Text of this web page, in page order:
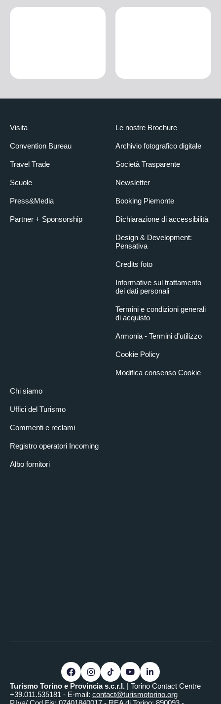
Visita
Convention Bureau
Travel Trade
Scuole
Press&Media
Partner + Sponsorship
Chi siamo
Uffici del Turismo
Commenti e reclami
Registro operatori Incoming
Albo fornitori
Le nostre Brochure
Archivio fotografico digitale
Società Trasparente
Newsletter
Booking Piemonte
Dichiarazione di accessibilità
Design & Development:
Pensativa
Credits foto
Informative sul trattamento
dei dati personali
Termini e condizioni generali
di acquisto
Armonia - Termini d’utilizzo
Cookie Policy
Modifica consenso Cookie
Turismo Torino e Provincia s.c.r.l. | Torino Contact Centre
+39.011.535181 - E-mail: contact@turismotorino.org